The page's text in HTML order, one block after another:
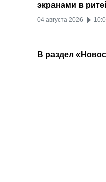
экранами в
04 августа 2026
В раздел